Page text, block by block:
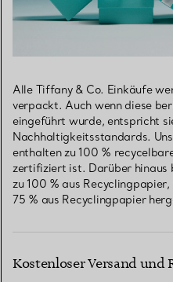
Alle Tiffany & Co. Einkäufe
verpackt. Auch wenn diese
eingeführt wurde, entspricht
Nachhaltigkeitsstandards.
enthalten zu 100 %
zertifiziert ist. Darüber hinaus
zu 100 % aus
75 % aus Recyclingpapier
Kostenloser Versand und